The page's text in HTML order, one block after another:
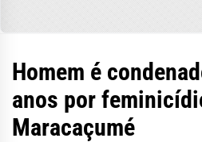
Homem é
anos por
Maracaçumé